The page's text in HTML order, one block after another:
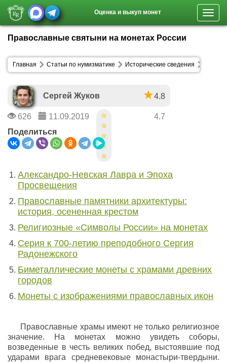
Оценка и выкуп монет
Православные святыни на монетах России
Главная Статьи по нумизматике Исторические сведения
Сергей Жуков 4.8
626 11.09.2019
4.7
Поделиться
Александро-Невская Лавра и Эпоха
Просвещения
Православные памятники архитектуры:
история, осененная крестом
Религиозные «Символы России» на монетах
Серия к 700-летию преподобного Сергия
Радонежского
Биметаллические монеты с храмами древних
городов
Монеты с изображениями православных икон
Православные храмы имеют не только религиозное
значение. На монетах можно увидеть соборы,
возведенные в честь великих побед, выстоявшие под
ударами врага средневековые монастыри-твердыни.